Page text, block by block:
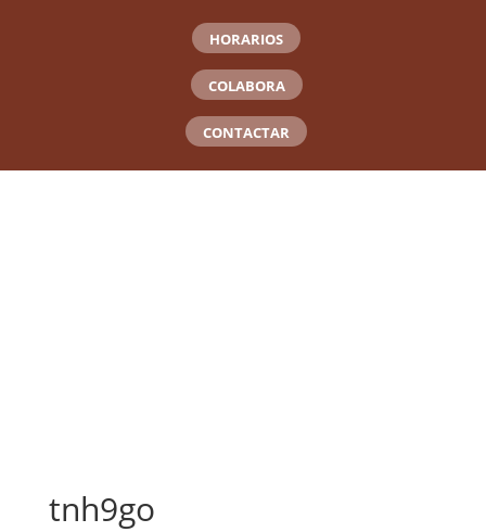
HORARIOS
COLABORA
CONTACTAR
tnh9go